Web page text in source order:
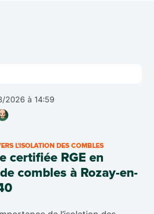
2026 à 14:59
L'ISOLATION DES COMBLES
certifiée RGE en
combles à Rozay-en-